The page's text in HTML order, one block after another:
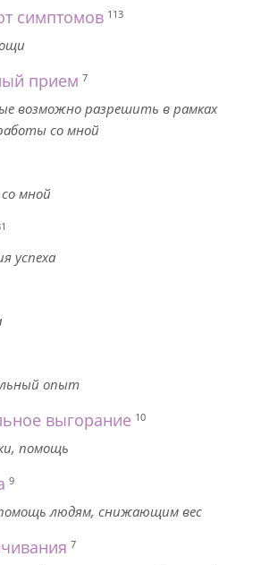
симптомов 113
прием 7
возможно разрешить в рамках
со мной
мной
успеха
опыт
выгорание 10
помощь
9
помощь людям, снижающим вес
7